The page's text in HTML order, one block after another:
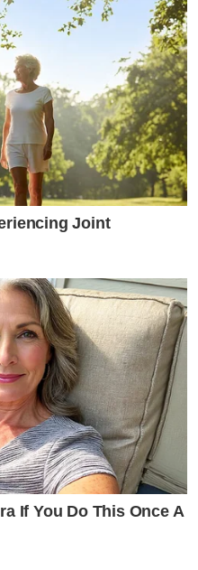
Joint
If You Do This Once A